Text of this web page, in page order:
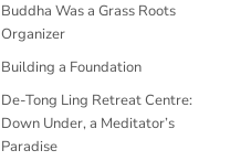
Buddha Was a Grass Roots
Organizer
Building a Foundation
De-Tong Ling Retreat Centre:
Down Under, a Meditator’s
Paradise